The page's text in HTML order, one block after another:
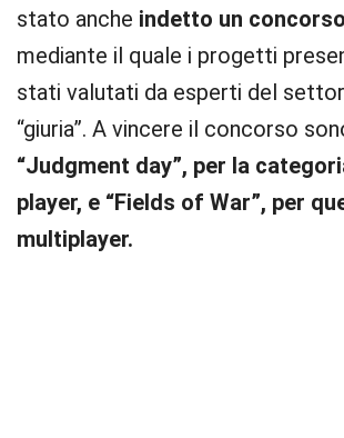
stato anche indetto un
mediante il quale i progetti
stati valutati da esperti del
“giuria”. A vincere il concorso
“Judgment day”, per la
player, e “Fields of War”, per
multiplayer.